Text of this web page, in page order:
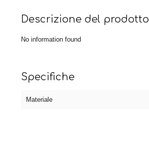
Descrizione del prodotto
No information found
Specifiche
Materiale